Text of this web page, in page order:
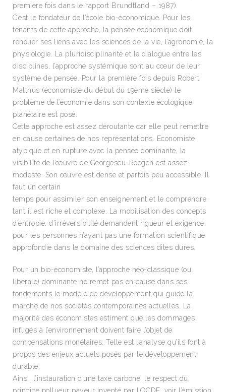
première fois dans le rapport Brundtland – 1987).
C’est le fondateur de l’école bio-économique. Pour les
tenants de cette approche, la pensée économique doit
renouer ses liens avec les sciences de la vie, l’agronomie, la
physiologie. La pluridisciplinarité et le dialogue entre les
disciplines, l’approche systémique sont au cœur de leur
système de pensée. Pour la première fois depuis Robert
Malthus (économiste du début du 19ème siècle) le
problème de l’économie dans son contexte écologique
planétaire est posé.
Cette approche est assez déroutante car elle peut remettre
en cause certaines de nos représentations. Economiste
atypique et en rupture avec la pensée dominante, la
visibilité de l’œuvre de Georgescu-Roegen est assez
modeste. Son œuvre est dense et parfois peu accessible. Il
faut un certain
temps pour assimiler son enseignement et le comprendre
tant il est riche et complexe. La mobilisation des concepts
d’entropie, d’irréversibilité demandent rigueur et exigence
pour les personnes n’ayant pas une formation scientifique
approfondie dans le domaine des sciences dites dures.
Pour un bio-économiste, l’approche néo-classique (ou
libérale) dominante ne remet pas en cause dans ses
fondements le modèle de développement qui guide la
marche de nos sociétés contemporaines actuelles. La
majorité des économistes estiment que les dommages
infligés à l’environnement doivent faire l’objet de
compensations monétaires. Telle est l’analyse qu’ils font à
propos des enjeux actuels posés par le développement
durable.
Ainsi, l’instauration d’une taxe carbone, le respect du